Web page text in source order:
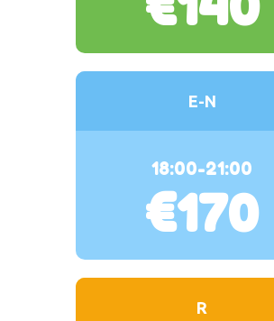
E-N
18:00-21:00
€170
R